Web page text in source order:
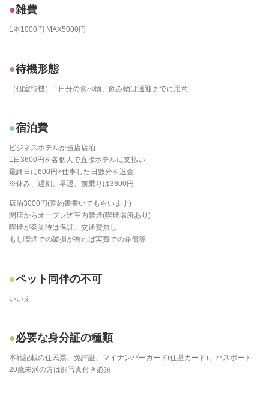
雑費
1本1000円 MAX5000円
待機形態
（個室待機） 1日分の食べ物、飲み物は送迎までに用意
宿泊費
ビジネスホテルか当店店泊
1日3600円を各個人で直接ホテルに支払い
最終日に600円×仕事した日数分を返金
※休み、遅刻、早退、前乗りは3600円
店泊3000円(誓約書書いてもらいます)
閉店からオープン迄室内禁煙(喫煙場所あり)
喫煙が発覚時は保証、交通費無し
もし喫煙での破損が有れば実費での弁償等
ペット同伴の不可
いいえ
必要な身分証の種類
本籍記載の住民票、免許証、マイナンバーカード(住基カード)、パスポート
20歳未満の方は顔写真付き必須